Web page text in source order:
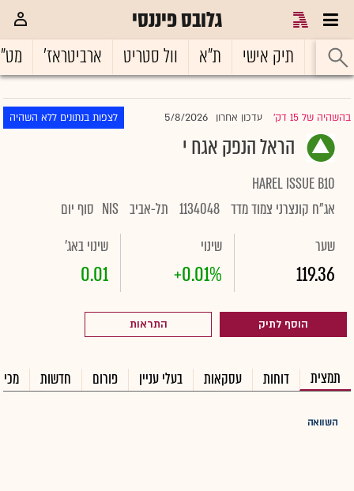
גלובס פיננסי
ראשי תיק אישי ת"א וול סטריט ארביטראז'
בהשהיה של 15 דק' |עדכון אחרון 5/8/2026 לצפות בנתונים ללא השהיה
הראל הנפק אגח י
HAREL ISSUE B10
אג"ח קונצרני צמוד מדד 1134048 תל-אביב NIS סוף יום
שער
119.36
שינוי
+0.01%
שינוי באג'
0.01
הוסף לתיק התראות
תמצית דוחות עסקאות בעלי עניין פורום חדשות
השוואה